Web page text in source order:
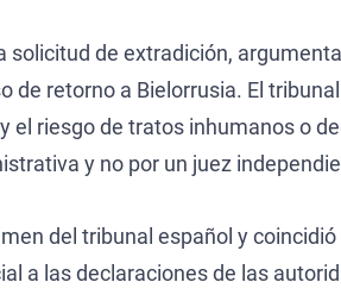
de extradición,
retorno a Bielorrusia. El
el riesgo de tratos inhumanos o
y no por un juez
del tribunal español y
a las declaraciones de las